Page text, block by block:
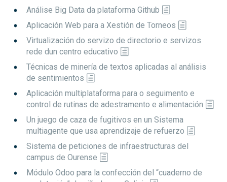
Análise Big Data da plataforma Github
Aplicación Web para a Xestión de Torneos
Virtualización do servizo de directorio e servizos
rede dun centro educativo
Técnicas de minería de textos aplicadas al análisis
de sentimientos
Aplicación multiplataforma para o seguimento e
control de rutinas de adestramento e alimentación
Un juego de caza de fugitivos en un Sistema
multiagente que usa aprendizaje de refuerzo
Sistema de peticiones de infraestructuras del
campus de Ourense
Módulo Odoo para la confección del “cuaderno de